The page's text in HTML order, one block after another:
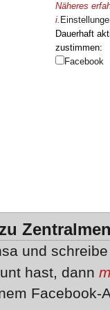
Näheres
i.
Dauerhaft
zustimmen:
Facebook
und
hast, dann
Facebook-